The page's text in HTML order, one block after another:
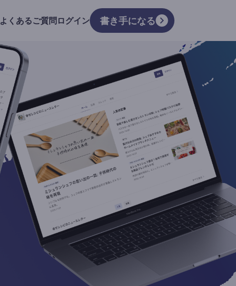
よくあるご質問ログイン 書き手になる